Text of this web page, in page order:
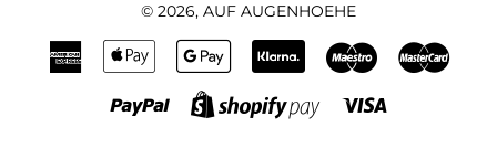
© 2026, AUF AUGENHOEHE
American
Express
Apple
Pay
Google
Pay
Klarna Maestro
Paypal
Shopify